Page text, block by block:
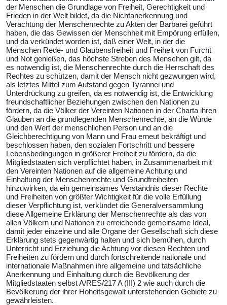
der Menschen die Grundlage von Freiheit, Gerechtigkeit und
Frieden in der Welt bildet, da die Nichtanerkennung und
Verachtung der Menschenrechte zu Akten der Barbarei geführt
haben, die das Gewissen der Menschheit mit Empörung erfüllen,
und da verkündet worden ist, daß einer Welt, in der die
Menschen Rede- und Glaubensfreiheit und Freiheit von Furcht
und Not genießen, das höchste Streben des Menschen gilt, da
es notwendig ist, die Menschenrechte durch die Herrschaft des
Rechtes zu schützen, damit der Mensch nicht gezwungen wird,
als letztes Mittel zum Aufstand gegen Tyrannei und
Unterdrückung zu greifen, da es notwendig ist, die Entwicklung
freundschaftlicher Beziehungen zwischen den Nationen zu
fördern, da die Völker der Vereinten Nationen in der Charta ihren
Glauben an die grundlegenden Menschenrechte, an die Würde
und den Wert der menschlichen Person und an die
Gleichberechtigung von Mann und Frau erneut bekräftigt und
beschlossen haben, den sozialen Fortschritt und bessere
Lebensbedingungen in größerer Freiheit zu fördern, da die
Mitgliedstaaten sich verpflichtet haben, in Zusammenarbeit mit
den Vereinten Nationen auf die allgemeine Achtung und
Einhaltung der Menschenrechte und Grundfreiheiten
hinzuwirken, da ein gemeinsames Verständnis dieser Rechte
und Freiheiten von größter Wichtigkeit für die volle Erfüllung
dieser Verpflichtung ist, verkündet die Generalversammlung
diese Allgemeine Erklärung der Menschenrechte als das von
allen Völkern und Nationen zu erreichende gemeinsame Ideal,
damit jeder einzelne und alle Organe der Gesellschaft sich diese
Erklärung stets gegenwärtig halten und sich bemühen, durch
Unterricht und Erziehung die Achtung vor diesen Rechten und
Freiheiten zu fördern und durch fortschreitende nationale und
internationale Maßnahmen ihre allgemeine und tatsächliche
Anerkennung und Einhaltung durch die Bevölkerung der
Mitgliedstaaten selbst A/RES/217 A (III) 2 wie auch durch die
Bevölkerung der ihrer Hoheitsgewalt unterstehenden Gebiete zu
gewährleisten.